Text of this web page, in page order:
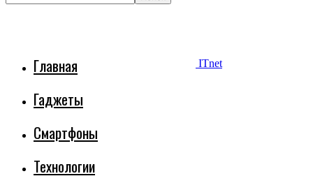
ITnet
Главная
Гаджеты
Смартфоны
Технологии